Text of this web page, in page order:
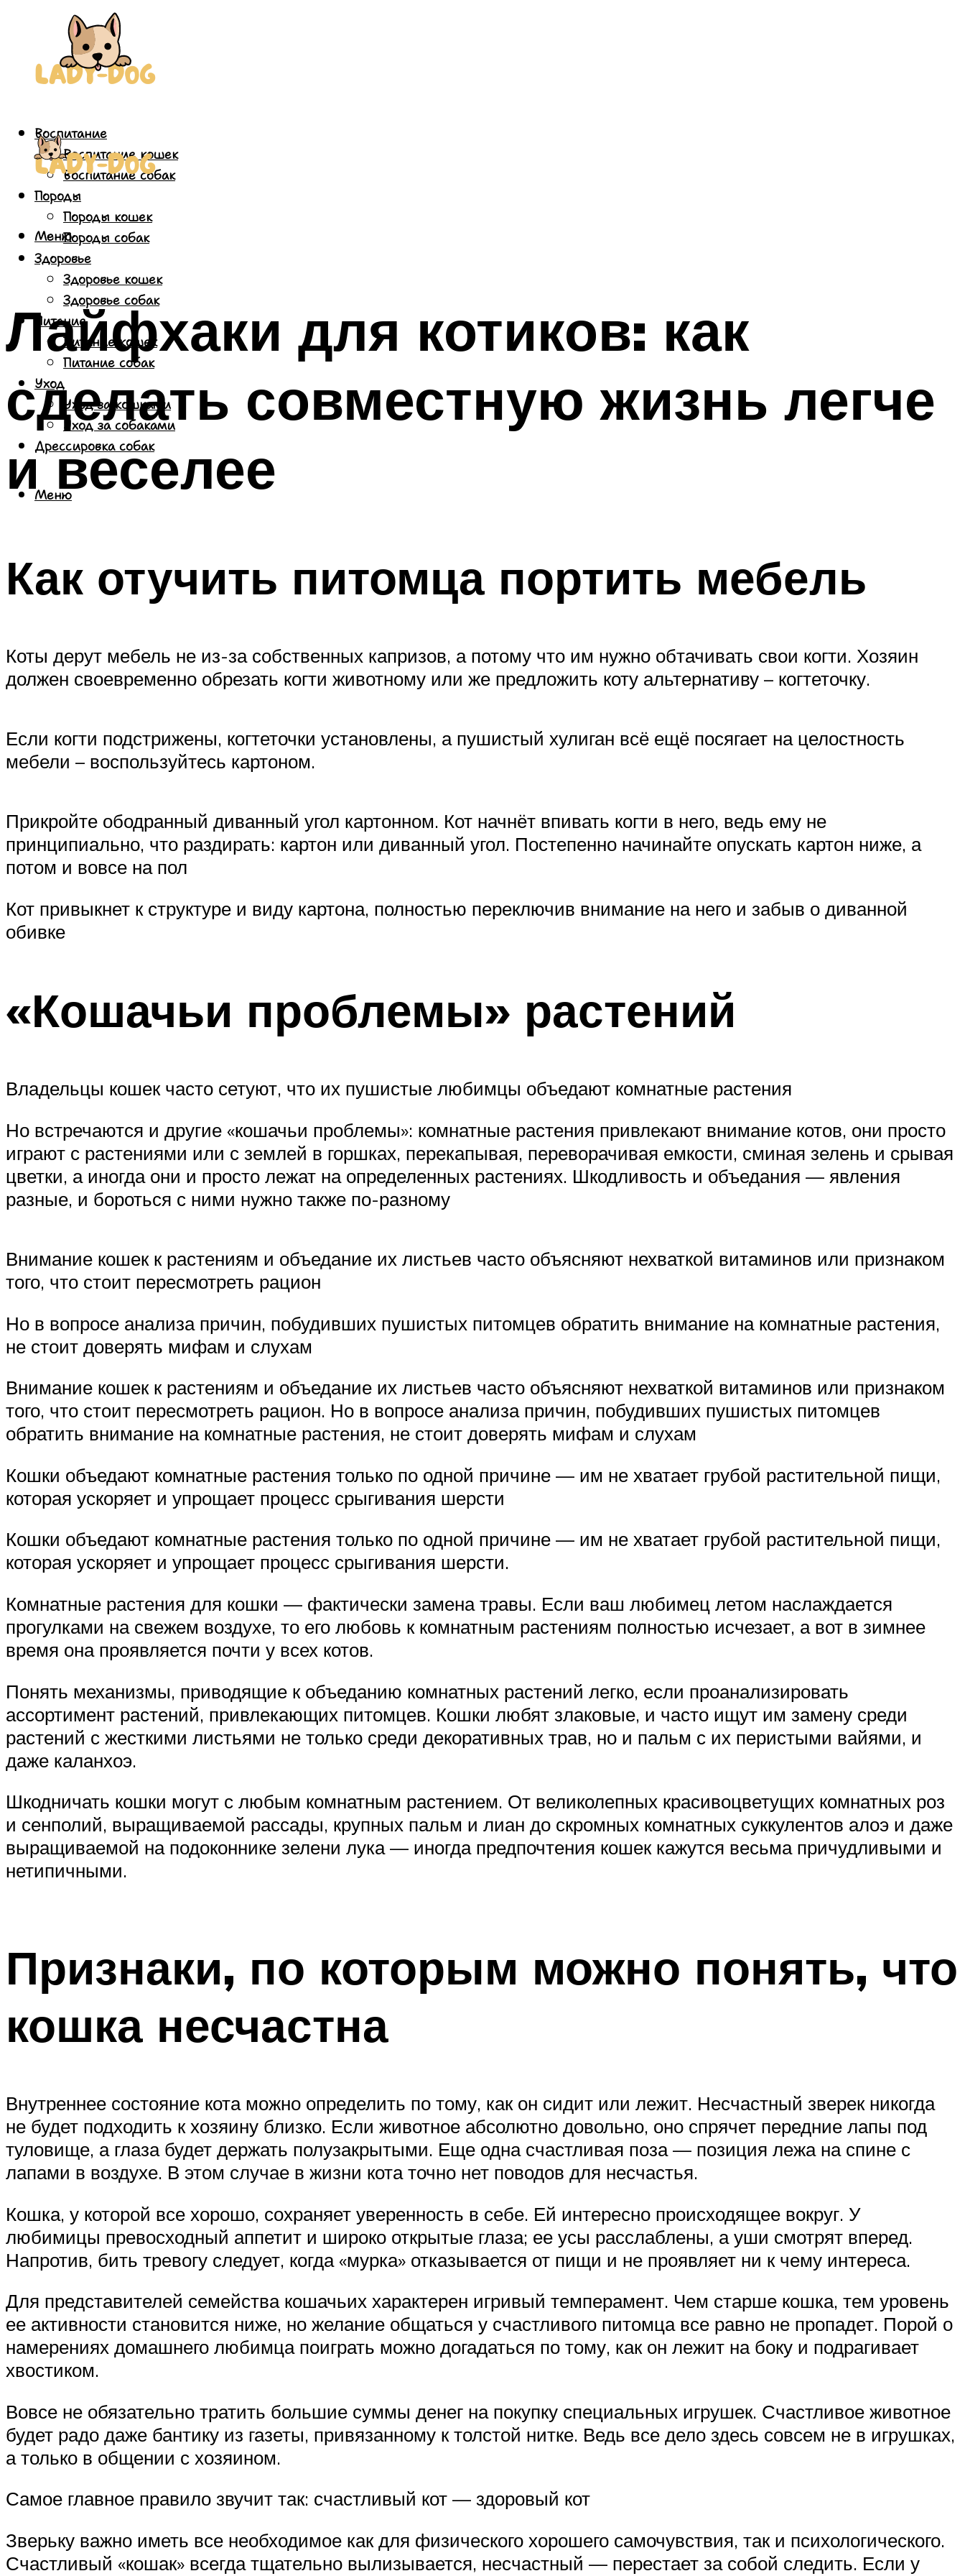
Воспитание
Воспитание кошек
Воспитание собак
Породы
Породы кошек
Породы собак
Здоровье
Здоровье кошек
Здоровье собак
Питание
Питание кошек
Питание собак
Уход
Уход за кошками
Уход за собаками
Дрессировка собак
Меню
Меню
Лайфхаки для котиков: как
сделать совместную жизнь легче
и веселее
Как отучить питомца портить мебель
Коты дерут мебель не из-за собственных капризов, а потому что им нужно обтачивать свои когти. Хозяин
должен своевременно обрезать когти животному или же предложить коту альтернативу – когтеточку.
Если когти подстрижены, когтеточки установлены, а пушистый хулиган всё ещё посягает на целостность
мебели – воспользуйтесь картоном.
Прикройте ободранный диванный угол картонном. Кот начнёт впивать когти в него, ведь ему не
принципиально, что раздирать: картон или диванный угол. Постепенно начинайте опускать картон ниже, а
потом и вовсе на пол
Кот привыкнет к структуре и виду картона, полностью переключив внимание на него и забыв о диванной
обивке
«Кошачьи проблемы» растений
Владельцы кошек часто сетуют, что их пушистые любимцы объедают комнатные растения
Но встречаются и другие «кошачьи проблемы»: комнатные растения привлекают внимание котов, они просто
играют с растениями или с землей в горшках, перекапывая, переворачивая емкости, сминая зелень и срывая
цветки, а иногда они и просто лежат на определенных растениях. Шкодливость и объедания — явления
разные, и бороться с ними нужно также по-разному
Внимание кошек к растениям и объедание их листьев часто объясняют нехваткой витаминов или признаком
того, что стоит пересмотреть рацион
Но в вопросе анализа причин, побудивших пушистых питомцев обратить внимание на комнатные растения,
не стоит доверять мифам и слухам
Внимание кошек к растениям и объедание их листьев часто объясняют нехваткой витаминов или признаком
того, что стоит пересмотреть рацион. Но в вопросе анализа причин, побудивших пушистых питомцев
обратить внимание на комнатные растения, не стоит доверять мифам и слухам
Кошки объедают комнатные растения только по одной причине — им не хватает грубой растительной пищи,
которая ускоряет и упрощает процесс срыгивания шерсти
Кошки объедают комнатные растения только по одной причине — им не хватает грубой растительной пищи,
которая ускоряет и упрощает процесс срыгивания шерсти.
Комнатные растения для кошки — фактически замена травы. Если ваш любимец летом наслаждается
прогулками на свежем воздухе, то его любовь к комнатным растениям полностью исчезает, а вот в зимнее
время она проявляется почти у всех котов.
Понять механизмы, приводящие к объеданию комнатных растений легко, если проанализировать
ассортимент растений, привлекающих питомцев. Кошки любят злаковые, и часто ищут им замену среди
растений с жесткими листьями не только среди декоративных трав, но и пальм с их перистыми вайями, и
даже каланхоэ.
Шкодничать кошки могут с любым комнатным растением. От великолепных красивоцветущих комнатных роз
и сенполий, выращиваемой рассады, крупных пальм и лиан до скромных комнатных суккулентов алоэ и даже
выращиваемой на подоконнике зелени лука — иногда предпочтения кошек кажутся весьма причудливыми и
нетипичными.
Признаки, по которым можно понять, что
кошка несчастна
Внутреннее состояние кота можно определить по тому, как он сидит или лежит. Несчастный зверек никогда
не будет подходить к хозяину близко. Если животное абсолютно довольно, оно спрячет передние лапы под
туловище, а глаза будет держать полузакрытыми. Еще одна счастливая поза — позиция лежа на спине с
лапами в воздухе. В этом случае в жизни кота точно нет поводов для несчастья.
Кошка, у которой все хорошо, сохраняет уверенность в себе. Ей интересно происходящее вокруг. У
любимицы превосходный аппетит и широко открытые глаза; ее усы расслаблены, а уши смотрят вперед.
Напротив, бить тревогу следует, когда «мурка» отказывается от пищи и не проявляет ни к чему интереса.
Для представителей семейства кошачьих характерен игривый темперамент. Чем старше кошка, тем уровень
ее активности становится ниже, но желание общаться у счастливого питомца все равно не пропадет. Порой о
намерениях домашнего любимца поиграть можно догадаться по тому, как он лежит на боку и подрагивает
хвостиком.
Вовсе не обязательно тратить большие суммы денег на покупку специальных игрушек. Счастливое животное
будет радо даже бантику из газеты, привязанному к толстой нитке. Ведь все дело здесь совсем не в игрушках,
а только в общении с хозяином.
Самое главное правило звучит так: счастливый кот — здоровый кот
Зверьку важно иметь все необходимое как для физического хорошего самочувствия, так и психологического.
Счастливый «кошак» всегда тщательно вылизывается, несчастный — перестает за собой следить. Если у